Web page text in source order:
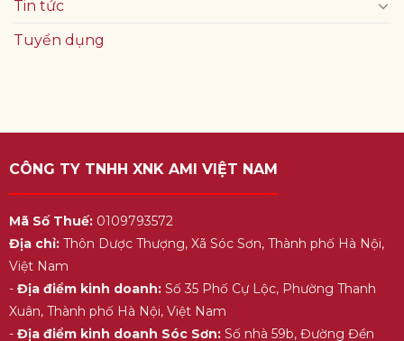
Tin tức
Tuyển dụng
CÔNG TY TNHH XNK AMI VIỆT NAM
Mã Số Thuế:0109793572
Địa chỉ:Thôn Dược Thượng, Xã Sóc Sơn, Thành phố Hà Nội,
Việt Nam
- Địa điểm kinh doanh:Số 35 Phố Cự Lộc, Phường Thanh
Xuân, Thành phố Hà Nội, Việt Nam
- Địa điểm kinh doanh Sóc Sơn:Số nhà 59b, Đường Đền